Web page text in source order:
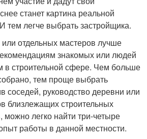
станет картина реальной
тем легче выбрать застройщика.
или отдельных мастеров лучше
знакомых или людей
в строительной сфере. Чем больше
тем проще выбрать
соседей, руководство деревни или
близлежащих строительных
можно легко найти три-четыре
работы в данной местности.